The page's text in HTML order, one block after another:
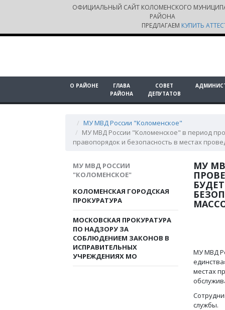
ОФИЦИАЛЬНЫЙ САЙТ КОЛОМЕНСКОГО
РАЙОНА
ПРЕДЛАГАЕМ КУПИТЬ
О РАЙОНЕ
ГЛАВА
РАЙОНА
СОВЕТ
ДЕПУТАТОВ
МУ МВД России "Коломенское"
МУ МВД России "Коломенское" в период
правопорядок и безопасность в местах
МУ МВД РОССИИ
"КОЛОМЕНСКОЕ"
КОЛОМЕНСКАЯ ГОРОДСКАЯ
ПРОКУРАТУРА
МОСКОВСКАЯ ПРОКУРАТУРА
ПО НАДЗОРУ ЗА
СОБЛЮДЕНИЕМ ЗАКОНОВ В
ИСПРАВИТЕЛЬНЫХ
УЧРЕЖДЕНИЯХ МО
МУ
МУ МВД
местах
службы.